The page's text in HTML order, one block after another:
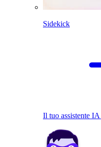
Sidekick
Il tuo assistente